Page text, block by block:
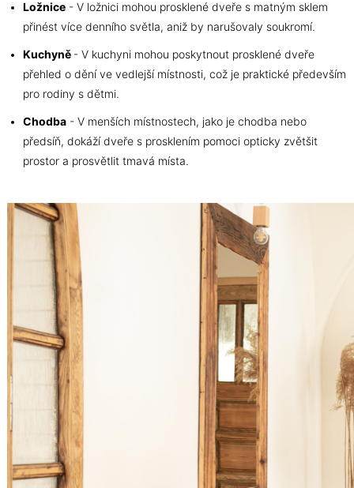
Ložnice- V ložnici mohou prosklené dveře s matným sklem
přinést více denního světla, aniž by narušovaly soukromí.
Kuchyně - V kuchyni mohou poskytnout prosklené dveře
přehled o dění ve vedlejší místnosti, což je praktické především
pro rodiny s dětmi.
Chodba- V menších místnostech, jako je chodba nebo
předsíň, dokáží dveře s prosklením pomoci opticky zvětšit
prostor a prosvětlit tmavá místa.